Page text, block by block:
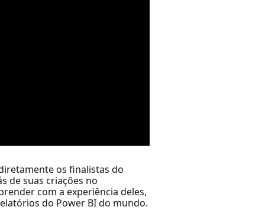
os finalistas do
de suas criações no
com a experiência deles,
do Power BI do mundo.